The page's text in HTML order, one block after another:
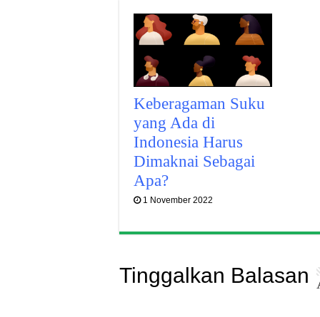
Keberagaman Suku
yang Ada di
Indonesia Harus
Dimaknai Sebagai
Apa?
1 November 2022
Tinggalkan Balasan